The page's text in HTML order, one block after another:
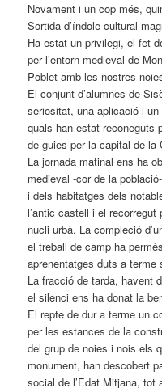
Novament i un cop més,
Sortida d’índole cultural
Ha estat un privilegi, el fet
per l’entorn medieval de
Poblet amb les nostres
El conjunt d’alumnes de
seriositat, una aplicació i
quals han estat reconeguts
de guies per la capital de la
La jornada matinal ens ha
medieval -cor de la
i dels habitatges dels
l’antic castell i el recorregut
nucli urbà. La compleció
el treball de camp ha
aprenentatges duts a terme
La fracció de tarda, havent
el silenci ens ha donat la
El repte de dur a terme un
per les estances de la
del grup de noies i nois els
monument, han descobert
social de l’Edat Mitjana, tot